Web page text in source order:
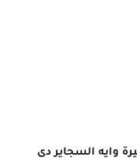
وايه السجاير دى